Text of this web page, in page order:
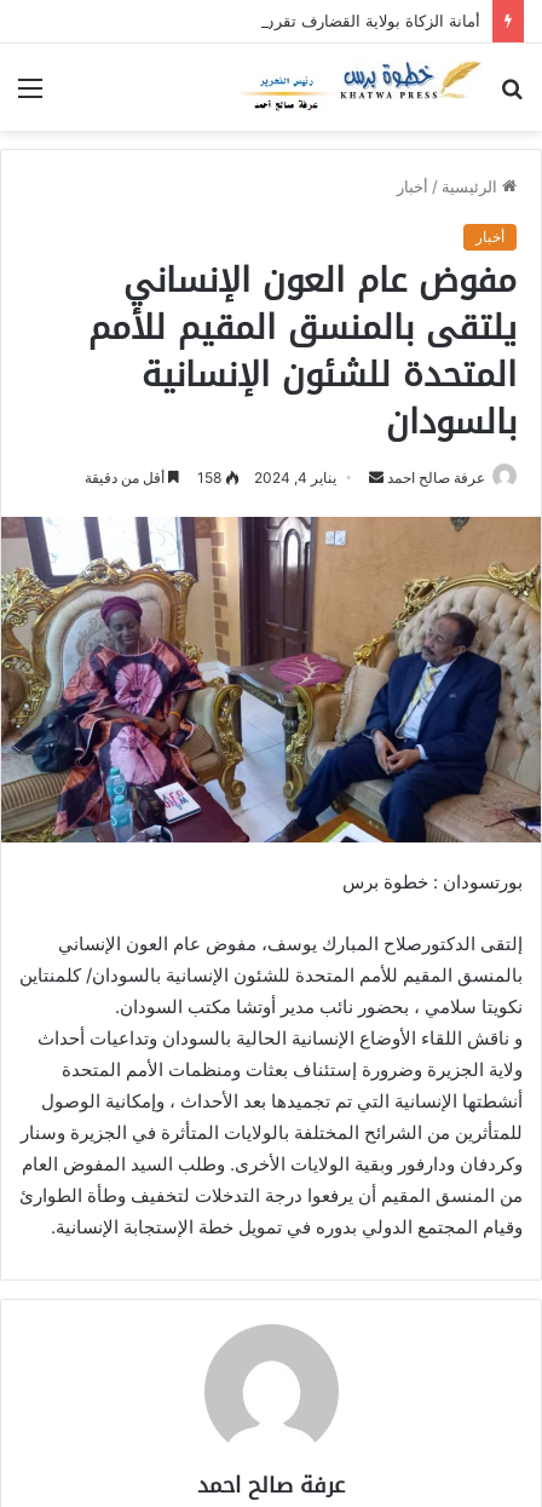
الرئيسية / أخبار
أخبار
مفوض عام العون الإنساني
يلتقى بالمنسق المقيم للأمم
المتحدة للشئون الإنسانية
بالسودان
عرفة صالح احمد
ي
ا
إ
ك
ت
و
ي
ا
يناير 4, 2024 158 أقل من دقيقة
بورتسودان : خطوة برس
إلتقى الدكتورصلاح المبارك يوسف، مفوض عام العون الإنساني
بالمنسق المقيم للأمم المتحدة للشئون الإنسانية بالسودان/ كلمنتاين
نكويتا سلامي ، بحضور نائب مدير أوتشا مكتب السودان.
و ناقش اللقاء الأوضاع الإنسانية الحالية بالسودان وتداعيات أحداث
ولاية الجزيرة وضرورة إستئناف بعثات ومنظمات الأمم المتحدة
أنشطتها الإنسانية التي تم تجميدها بعد الأحداث ، وإمكانية الوصول
للمتأثرين من الشرائح المختلفة بالولايات المتأثرة في الجزيرة وسنار
وكردفان ودارفور وبقية الولايات الأخرى. وطلب السيد المفوض العام
من المنسق المقيم أن يرفعوا درجة التدخلات لتخفيف وطأة الطوارئ
وقيام المجتمع الدولي بدوره في تمويل خطة الإستجابة الإنسانية.
عرفة صالح احمد